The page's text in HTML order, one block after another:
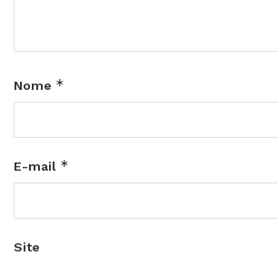
Nome *
E-mail *
Site